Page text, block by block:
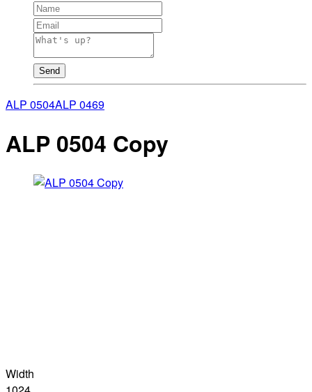
Send
ALP 0504ALP 0469
ALP 0504 Copy
Width